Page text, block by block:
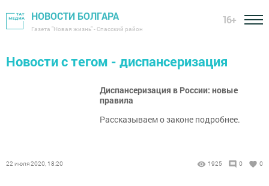
НОВОСТИ БОЛГАРА
Газета "Новая жизнь" - Спасский район
16+
Новости с тегом - диспансеризация
Диспансеризация в России: новые
правила
Рассказываем о законе подробнее.
22 июля 2020, 18:20 1925 0 0